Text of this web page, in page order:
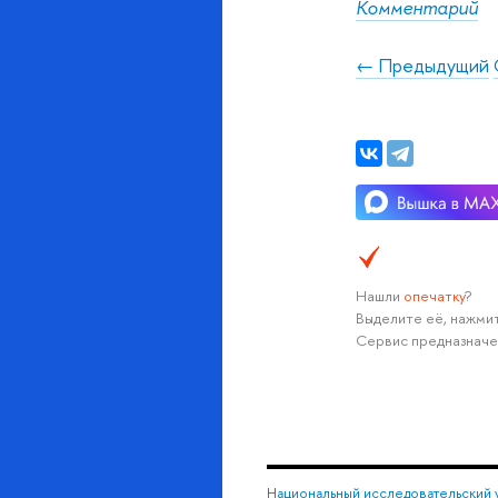
Комментарий
← Предыдущий
Нашли опечатку?
Выделите её,
Сервис
Национальный